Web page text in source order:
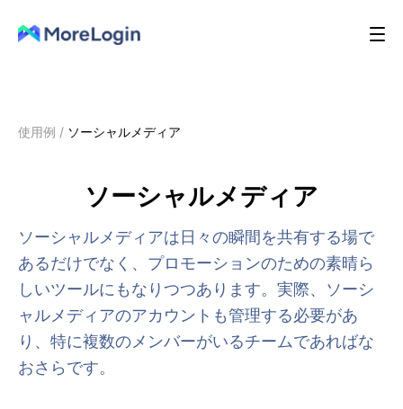
使用例 / ソーシャルメディア
ソーシャルメディア
ソーシャルメディアは日々の瞬間を共有する場で
あるだけでなく、プロモーションのための素晴ら
しいツールにもなりつつあります。実際、ソーシ
ャルメディアのアカウントも管理する必要があ
り、特に複数のメンバーがいるチームであればな
おさらです。